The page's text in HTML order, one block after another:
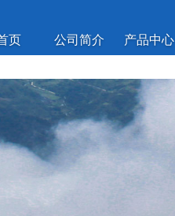
页 公司简介 产品中心